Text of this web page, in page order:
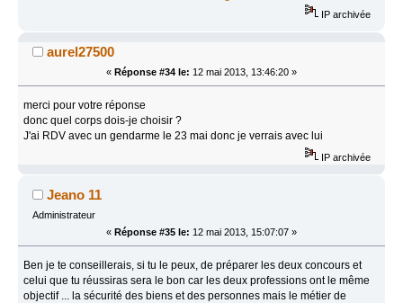
IP archivée
aurel27500
« Réponse #34 le: 12 mai 2013, 13:46:20 »
merci pour votre réponse
donc quel corps dois-je choisir ?
J'ai RDV avec un gendarme le 23 mai donc je verrais avec lui
IP archivée
Jeano 11
Administrateur
« Réponse #35 le: 12 mai 2013, 15:07:07 »
Ben je te conseillerais, si tu le peux, de préparer les deux concours et
celui que tu réussiras sera le bon car les deux professions ont le même
objectif ... la sécurité des biens et des personnes mais le métier de